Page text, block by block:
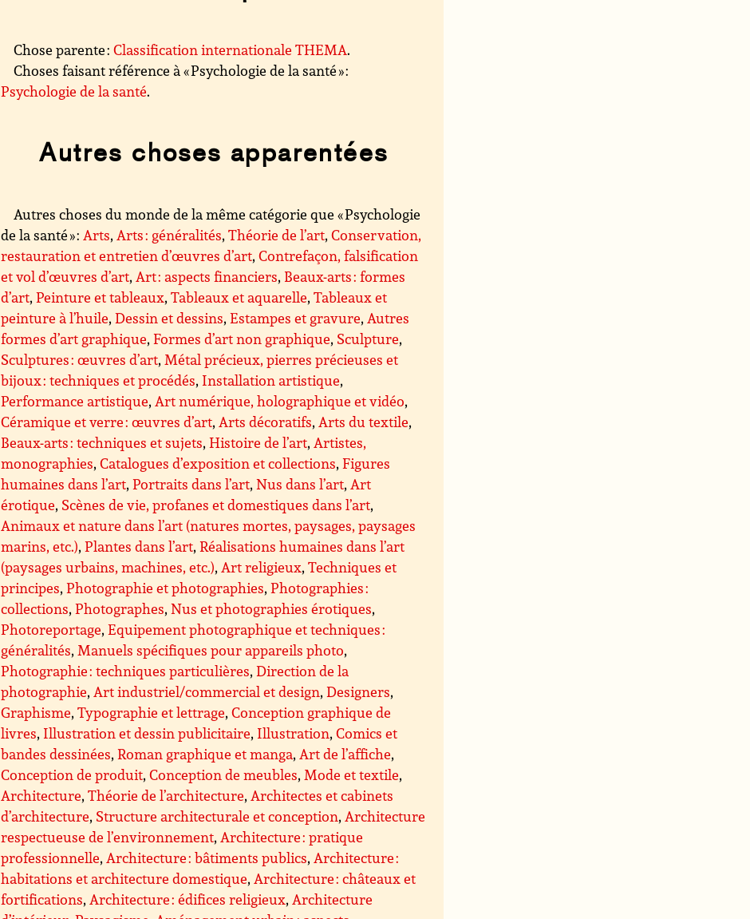
Chose parente :Classification internationale THEMA.
Choses faisant référence à « Psychologie de la santé » :
Psychologie de la santé.
Autres choses apparentées
Autres choses du monde de la même catégorie que « Psychologie
de la santé » :Arts,Arts : généralités,Théorie de l’art,Conservation,
restauration et entretien d’œuvres d’art,Contrefaçon, falsification
et vol d’œuvres d’art,Art : aspects financiers, Beaux-arts : formes
d’art,Peinture et tableaux,Tableaux et aquarelle,Tableaux et
peinture à l’huile,Dessin et dessins,Estampes et gravure,Autres
formes d’art graphique,Formes d’art non graphique, Sculpture,
Sculptures : œuvres d’art,Métal précieux, pierres précieuses et
bijoux : techniques et procédés, Installation artistique,
Performance artistique,Art numérique, holographique et vidéo,
Céramique et verre : œuvres d’art,Arts décoratifs,Arts du textile,
Beaux-arts : techniques et sujets,Histoire de l’art,Artistes,
monographies,Catalogues d’exposition et collections,Figures
humaines dans l’art,Portraits dans l’art,Nus dans l’art,Art
érotique, Scènes de vie, profanes et domestiques dans l’art,
Animaux et nature dans l’art (natures mortes, paysages, paysages
marins, etc.),Plantes dans l’art,Réalisations humaines dans l’art
(paysages urbains, machines, etc.),Art religieux,Techniques et
principes,Photographie et photographies,Photographies :
collections,Photographes,Nus et photographies érotiques,
Photoreportage,Equipement photographique et techniques :
généralités,Manuels spécifiques pour appareils photo,
Photographie : techniques particulières,Direction de la
photographie,Art industriel/commercial et design,Designers,
Graphisme,Typographie et lettrage,Conception graphique de
livres, Illustration et dessin publicitaire, Illustration,Comics et
bandes dessinées,Roman graphique et manga,Art de l’affiche,
Conception de produit,Conception de meubles,Mode et textile,
Architecture,Théorie de l’architecture,Architectes et cabinets
d’architecture, Structure architecturale et conception,Architecture
respectueuse de l’environnement,Architecture : pratique
professionnelle,Architecture : bâtiments publics,Architecture :
habitations et architecture domestique,Architecture : châteaux et
fortifications,Architecture : édifices religieux,Architecture